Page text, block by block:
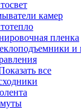
камер
пленка
и
все